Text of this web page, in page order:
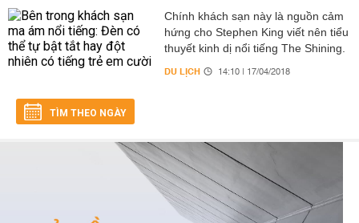
Chính khách sạn này là nguồn cảm
hứng cho Stephen King viết nên tiểu
thuyết kinh dị nổi tiếng The Shining.
DU LỊCH 14:10 | 17/04/2018
TÌM THEO NGÀY